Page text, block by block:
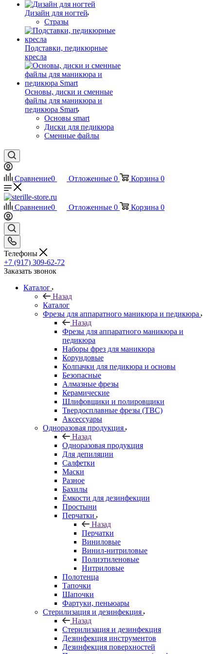
Дизайн для ногтей
Стразы
Подставки, педикюрные
кресла
Основы, диски и сменные
файлы для маникюра и
педикюра Smart
Основы smart
Диски для педикюра
Сменные файлы
Сравнение0 Отложенные 0 Корзина 0
Сравнение0 Отложенные 0 Корзина 0
Телефоны
+7 (917) 309-62-72
Заказать звонок
Каталог
Назад
Каталог
Фрезы для аппаратного маникюра и педикюра
Назад
Фрезы для аппаратного маникюра и
педикюра
Наборы фрез для маникюра
Корундовые
Колпачки для педикюра и основы
Безопасные
Алмазные фрезы
Керамические
Шлифовщики и полировщики
Твердосплавные фрезы (ТВС)
Аксессуары
Одноразовая продукция
Назад
Одноразовая продукция
Для депиляции
Салфетки
Маски
Разное
Бахилы
Ёмкости для дезинфекции
Простыни
Перчатки
Назад
Перчатки
Виниловые
Винил-нитриловые
Полиэтиленовые
Нитриловые
Полотенца
Тапочки
Шапочки
Фартуки, пеньюары
Стерилизация и дезинфекция
Назад
Стерилизация и дезинфекция
Дезинфекция инструментов
Дезинфекция поверхностей